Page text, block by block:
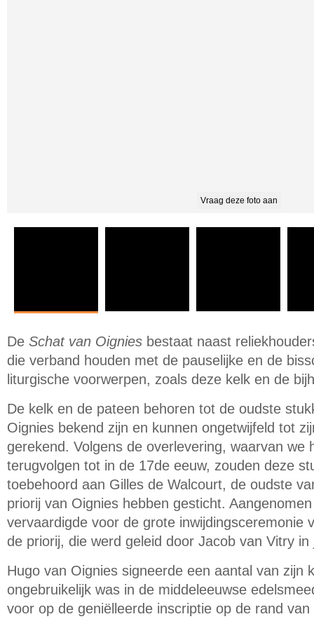
Vraag deze foto aan
De Schat van Oignies bestaat naast
die verband houden met de pauselijke en de
liturgische voorwerpen, zoals deze kelk en de
De kelk en de pateen behoren tot de oudste
Oignies bekend zijn en kunnen ongetwijfeld tot
gerekend. Volgens de overlevering, waarvan we
terugvolgen tot in de 17de eeuw, zouden deze
toebehoord aan Gilles de Walcourt, de oudste
priorij van Oignies hebben gesticht.
vervaardigde voor de grote inwijdingsceremonie
de priorij, die werd geleid door Jacob van Vitry in
Hugo van Oignies signeerde een aantal van zijn
ongebruikelijk was in de middeleeuwse
voor op de geniëlleerde inscriptie op de rand